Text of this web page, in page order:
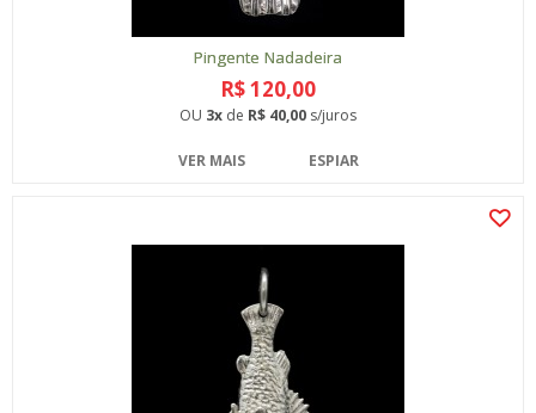
Pingente Nadadeira
R$ 120,00
OU 3x de R$ 40,00 s/juros
VER MAIS ESPIAR